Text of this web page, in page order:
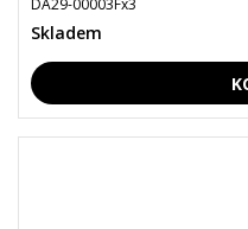
DA29-00003Fx3
Skladem